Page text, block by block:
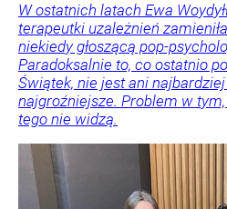
W ostatnich latach Ewa
terapeutki uzależnień
niekiedy głoszącą pop-
Paradoksalnie to, co ostatnio
Świątek, nie jest ani
najgroźniejsze. Problem w
tego nie widzą.